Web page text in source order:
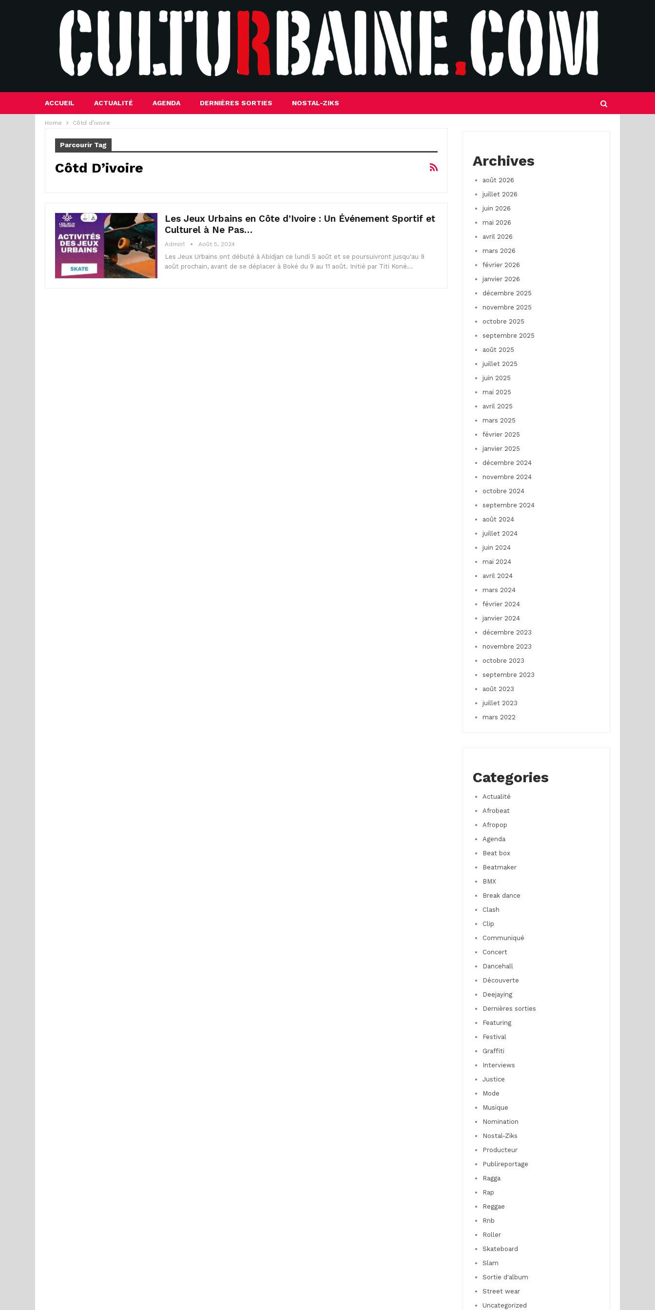
ACCUEIL ACTUALITÉ AGENDA DERNIÈRES SORTIES NOSTAL-ZIKS
Home Côtd d’ivoire
Parcourir Tag
Côtd D’ivoire
Les Jeux Urbains en Côte d’Ivoire : Un Événement Sportif et
Culturel à Ne Pas…
Admin1 Août 5, 2024
Les Jeux Urbains ont débuté à Abidjan ce lundi 5 août et se poursuivront jusqu'au 9
août prochain, avant de se déplacer à Boké du 9 au 11 août. Initié par Titi Koné…
Archives
août 2026
juillet 2026
juin 2026
mai 2026
avril 2026
mars 2026
février 2026
janvier 2026
décembre 2025
novembre 2025
octobre 2025
septembre 2025
août 2025
juillet 2025
juin 2025
mai 2025
avril 2025
mars 2025
février 2025
janvier 2025
décembre 2024
novembre 2024
octobre 2024
septembre 2024
août 2024
juillet 2024
juin 2024
mai 2024
avril 2024
mars 2024
février 2024
janvier 2024
décembre 2023
novembre 2023
octobre 2023
septembre 2023
août 2023
juillet 2023
mars 2022
Categories
Actualité
Afrobeat
Afropop
Agenda
Beat box
Beatmaker
BMX
Break dance
Clash
Clip
Communiqué
Concert
Dancehall
Découverte
Deejaying
Dernières sorties
Featuring
Festival
Graffiti
Interviews
Justice
Mode
Musique
Nomination
Nostal-Ziks
Producteur
Publireportage
Ragga
Rap
Reggae
Rnb
Roller
Skateboard
Slam
Sortie d'album
Street wear
Uncategorized